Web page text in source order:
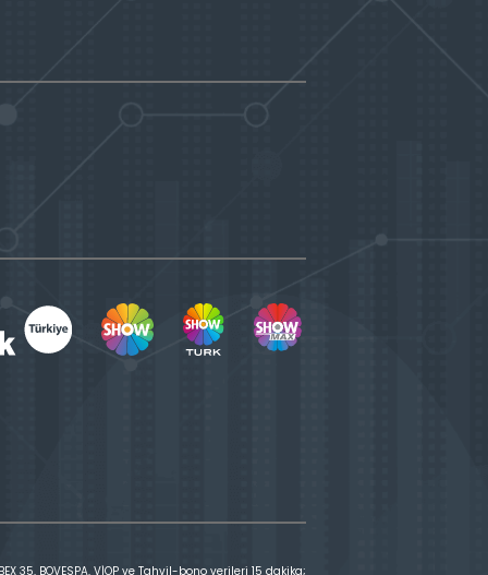
35, BOVESPA, VİOP ve Tahvil-bono verileri 15 dakika;